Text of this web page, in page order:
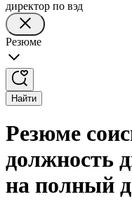
директор по вэд
Резюме
Найти
Резюме
должность
на полный